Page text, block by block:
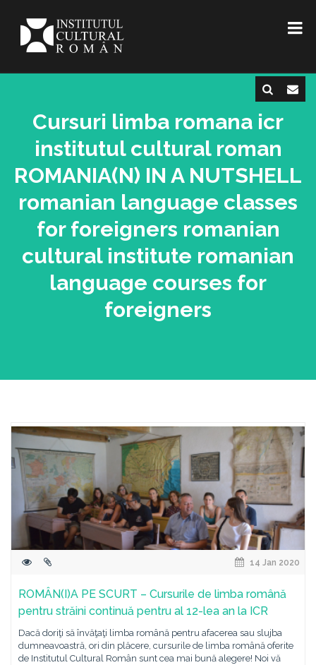
Cursuri limba romana icr
institutul cultural roman
ROMANIA(N) IN A NUTSHELL
romanian language classes
for foreigners romanian
cultural institute romanian
language courses for
foreigners
14 Jan 2020
ROMÂN(I)A PE SCURT – Cursurile de limba română
pentru străini continuă pentru al 12-lea an la ICR
Dacă doriţi să învăţaţi limba română pentru afacerea sau slujba
dumneavoastră, ori din plăcere, cursurile de limba română oferite
de Institutul Cultural Român sunt cea mai bună alegere! Noi vă